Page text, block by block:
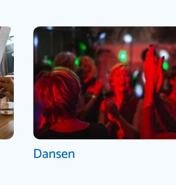
Dansen